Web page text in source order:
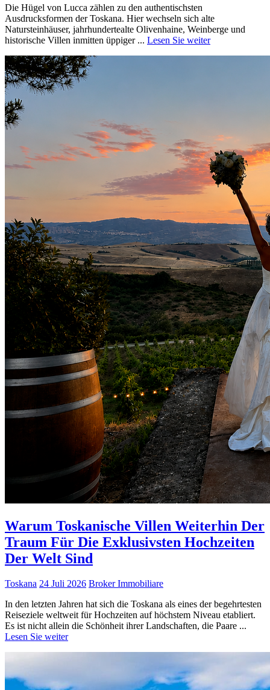
Die Hügel von Lucca zählen zu den authentischsten
Ausdrucksformen der Toskana. Hier wechseln sich alte
Natursteinhäuser, jahrhundertealte Olivenhaine, Weinberge und
historische Villen inmitten üppiger ... Lesen Sie weiter
Warum Toskanische Villen Weiterhin Der
Traum Für Die Exklusivsten Hochzeiten
Der Welt Sind
Toskana 24 Juli 2026 Broker Immobiliare
In den letzten Jahren hat sich die Toskana als eines der begehrtesten
Reiseziele weltweit für Hochzeiten auf höchstem Niveau etabliert.
Es ist nicht allein die Schönheit ihrer Landschaften, die Paare ...
Lesen Sie weiter